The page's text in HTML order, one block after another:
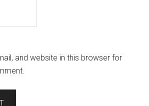
and website in this browser for